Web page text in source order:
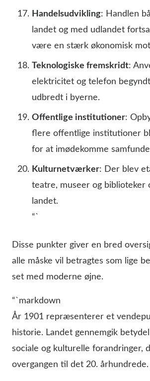
Handelsudvikling: Handlen
landet og med udlandet
være en stærk økonomisk
Teknologiske fremskridt:
elektricitet og telefon
udbredt i byerne.
Offentlige institutioner:
flere offentlige institutioner
for at imødekomme
Kulturnetværker: Der blev
teatre, museer og biblioteker
landet.
“`
Disse punkter giver en bred
alle måske vil betragtes som lige
set med moderne øjne.
“`markdown
År 1901 repræsenterer et
historie. Landet gennemgik
sociale og kulturelle forandringer,
overgangen til det 20. århundrede.